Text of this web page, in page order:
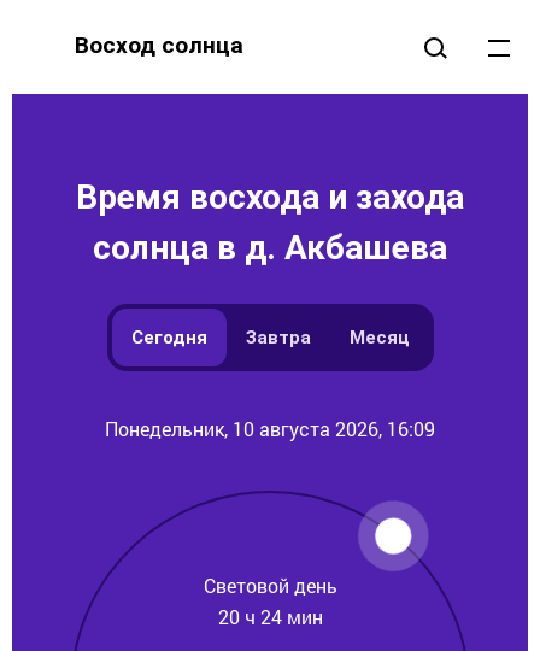
Восход солнца
Время восхода и захода
солнца в д. Акбашева
Сегодня Завтра Месяц
Понедельник, 10 августа 2026, 16:09
Световой день
20 ч 24 мин